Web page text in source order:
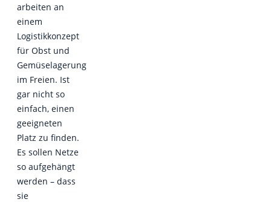
arbeiten an
einem
Logistikkonzept
für Obst und
Gemüselagerung
im Freien. Ist
gar nicht so
einfach, einen
geeigneten
Platz zu finden.
Es sollen Netze
so aufgehängt
werden – dass
sie